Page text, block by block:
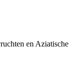
en Aziatische